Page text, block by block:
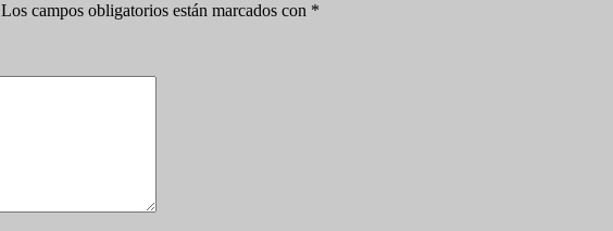
Los campos obligatorios están marcados con *